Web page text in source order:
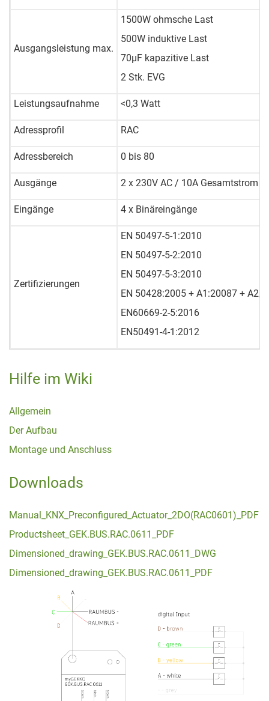
Ausgangsleistung max.
1500W ohmsche Last
500W induktive Last
70µF kapazitive Last
2 Stk. EVG
Leistungsaufnahme <0,3 Watt
Adressprofil RAC
Adressbereich 0 bis 80
Ausgänge 2 x 230V AC / 10A Gesamtstrom
Eingänge 4 x Binäreingänge
Zertifizierungen
EN 50497-5-1:2010
EN 50497-5-2:2010
EN 50497-5-3:2010
EN 50428:2005 + A1:20087 + A2/
EN60669-2-5:2016
EN50491-4-1:2012
Hilfe im Wiki
Allgemein
Der Aufbau
Montage und Anschluss
Downloads
Manual_KNX_Preconfigured_Actuator_2DO(RAC0601)_PDF
Productsheet_GEK.BUS.RAC.0611_PDF
Dimensioned_drawing_GEK.BUS.RAC.0611_DWG
Dimensioned_drawing_GEK.BUS.RAC.0611_PDF